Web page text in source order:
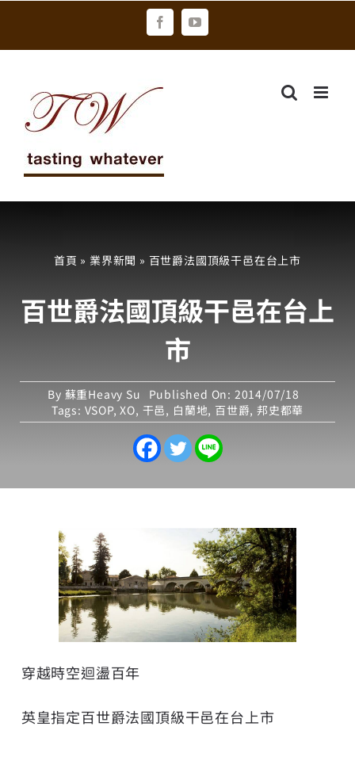
FacebookYouTube
首頁 » 業界新聞 » 百世爵法國頂級干邑在台上市
百世爵法國頂級干邑在台上
市
By 蘇重Heavy Su
Published On: 2014/07/18
Tags: VSOP,XO, 干邑, 白蘭地, 百世爵, 邦史都華
穿越時空迴盪百年
英皇指定百世爵法國頂級干邑在台上市